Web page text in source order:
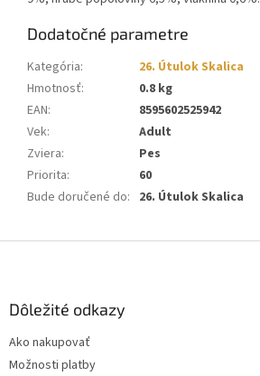
Dodatočné parametre
Kategória:
26. Útulok Skalica
Hmotnosť:
0.8 kg
EAN:
8595602525942
Vek:
Adult
Zviera:
Pes
Priorita:
60
Bude doručené do: 26. Útulok Skalica
Dôležité odkazy
Ako nakupovať
Možnosti platby